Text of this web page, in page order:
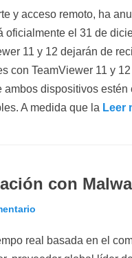
y acceso remoto, ha
el 31 de
11 y 12 dejarán de
con TeamViewer 11 y
dispositivos
A medida que la Leer
con
real basada en el